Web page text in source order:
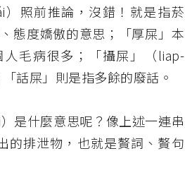
照前推論，沒錯！就是指菸
態度嬌傲的意思；「厚屎」本
毛病很多；「攝屎」（liap-
話屎」則是指多餘的廢話。
是什麼意思呢？像上述一連串
的排泄物，也就是贅詞、贅句